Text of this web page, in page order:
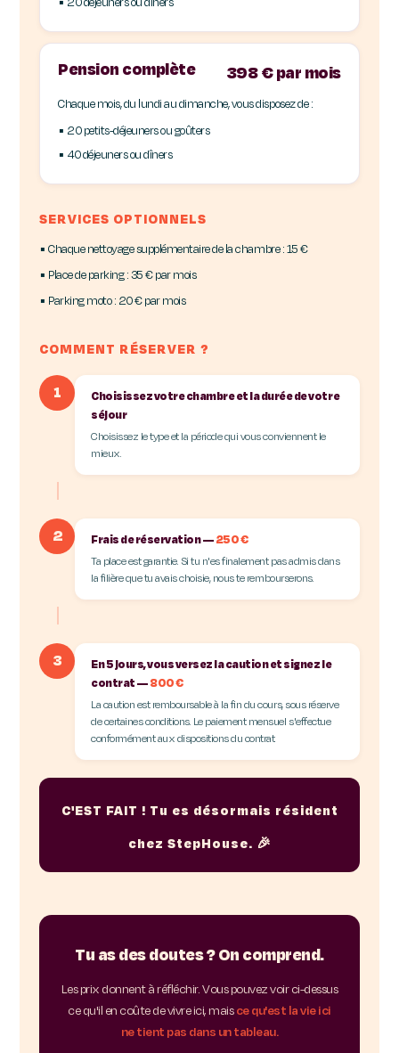
Pension complète 398 € par mois
Chaque mois, du lundi au dimanche, vous disposez de :
▪ 20 petits-déjeuners ou goûters
▪ 40 déjeuners ou dîners
SERVICES OPTIONNELS
▪ Chaque nettoyage supplémentaire de la chambre : 15 €
▪ Place de parking : 35 € par mois
▪ Parking moto : 20 € par mois
COMMENT RÉSERVER ?
1
Choisissez votre chambre et la durée de votre
séjour
Choisissez le type et la période qui vous conviennent le
mieux.
2 Frais de réservation —250 €
Ta place est garantie. Si tu n'es finalement pas admis dans
la filière que tu avais choisie, nous te rembourserons.
3
En 5 jours, vous versez la caution et signez le
contrat —800 €
La caution est remboursable à la fin du cours, sous réserve
de certaines conditions. Le paiement mensuel s'effectue
conformément aux dispositions du contrat.
C'EST FAIT ! Tu es désormais résident
chez StepHouse. 🎉
Tu as des doutes ? On comprend.
Les prix donnent à réfléchir. Vous pouvez voir ci-dessus
ce qu'il en coûte de vivre ici, maisce qu'est la vie ici
ne tient pas dans un tableau.